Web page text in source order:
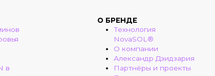
в
О БРЕНДЕ
Технология
NovaSOL®
О компании
Александр Дзидзария
Партнёры и проекты